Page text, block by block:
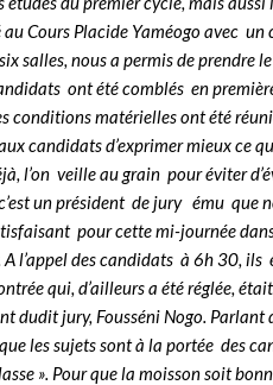
Cours Placide Yaméogo avec
salles, nous a permis de prendre
ont été comblés en
conditions matérielles ont été
candidats d’exprimer mieux ce
l’on veille au grain pour éviter
un président de jury ému que
pour cette mi-journée
l’appel des candidats à 6h 30, ils
qui, d’ailleurs a été réglée,
dudit jury, Fousséni Nogo. Parlant
les sujets sont à la portée des
». Pour que la moisson soit